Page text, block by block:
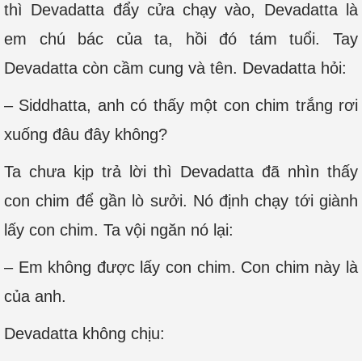
thì Devadatta đẩy cửa chạy vào, Devadatta là
em chú bác của ta, hồi đó tám tuổi. Tay
Devadatta còn cầm cung và tên. Devadatta hỏi:
– Siddhatta, anh có thấy một con chim trắng rơi
xuống đâu đây không?
Ta chưa kịp trả lời thì Devadatta đã nhìn thấy
con chim để gần lò sưởi. Nó định chạy tới giành
lấy con chim. Ta vội ngăn nó lại:
– Em không được lấy con chim. Con chim này là
của anh.
Devadatta không chịu: